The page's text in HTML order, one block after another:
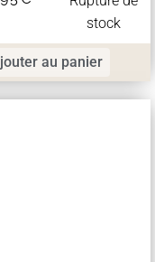
stock
au panier